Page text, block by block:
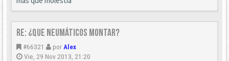
Re: ¿que neumáticos montar?
#66321 por Alex
Vie, 29 Nov 2013, 21:20